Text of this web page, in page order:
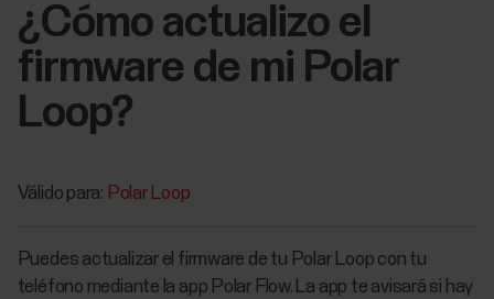
¿Cómo actualizo el
firmware de mi Polar
Loop?
Válido para: Polar Loop
Puedes actualizar el firmware de tu Polar Loop con tu
teléfono mediante la app Polar Flow. La app te avisará si hay